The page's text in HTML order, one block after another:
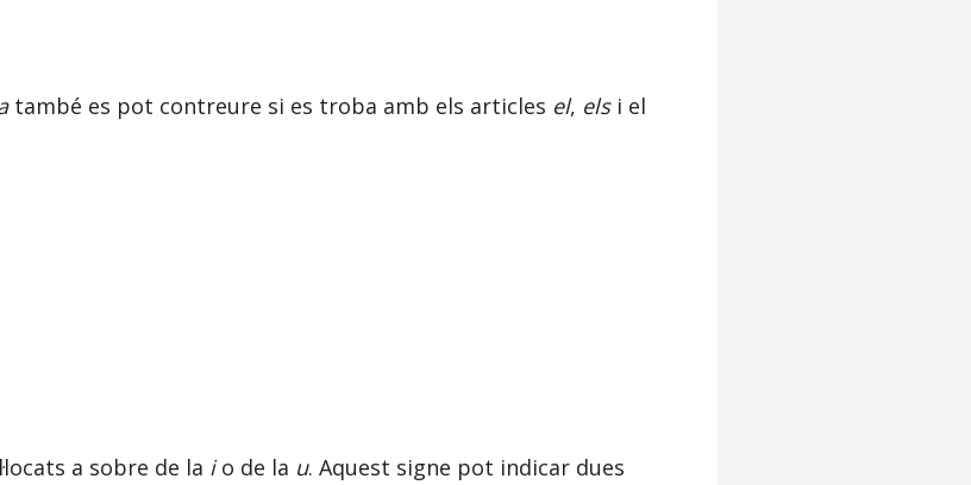
també es pot contreure si es troba amb els articles el, els i el
a sobre de la io de la u. Aquest signe pot indicar dues